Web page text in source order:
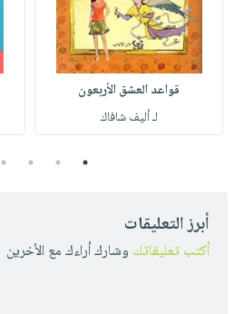
قواعد العشق الأربعون
لـ أليف شافاك
1
2
3
4
أبرز التعليقات
أكتب تعليقاتك وشارك أراءك مع الأخرين